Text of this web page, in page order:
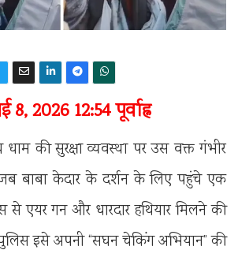
2026 12:54 पूर्वाह्न
धाम की सुरक्षा व्यवस्था पर उस वक्त गंभीर
बाबा केदार के दर्शन के लिए पहुंचे एक
एयर गन और धारदार हथियार मिलने की
इसे अपनी “सघन चेकिंग अभियान” की